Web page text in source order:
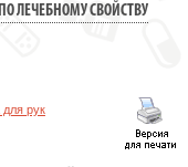
ЛЕЧЕБНОМУ СВОЙСТВУ
для рук